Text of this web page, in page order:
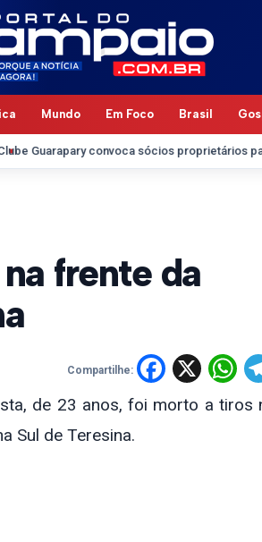
Mundo Em Foco Brasil
convoca sócios proprietários para
frente da
Compartilhe: X
de 23 anos, foi morto a tiros
Sul de Teresina.